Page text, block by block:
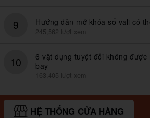
9 Hướng dẫn mở khóa số vali có
245,562 lượt xem
10
6 vật dụng tuyệt đối không
bay
163,405 lượt xem
HỆ THỐNG CỬA HÀNG